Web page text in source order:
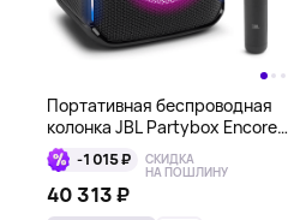
Портативная беспроводная
колонка JBL Partybox Encore
с микрофоном
-1 015 ₽ СКИДКА
НА ПОШЛИНУ
40 313 ₽